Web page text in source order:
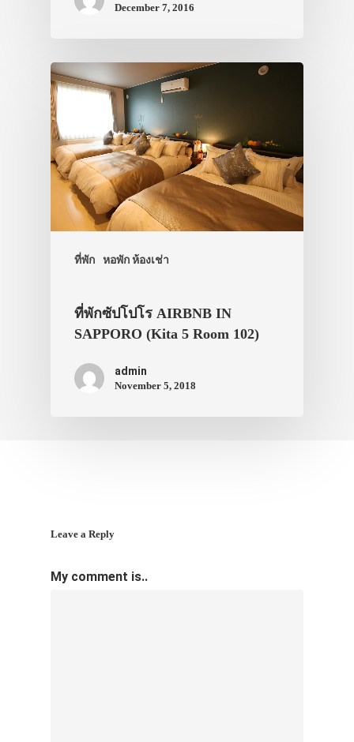
December 7, 2016
ที่พัก หอพัก ห้องเช่า
ที่พักซัปโปโร AIRBNB IN
SAPPORO (Kita 5 Room 102)
admin
November 5, 2018
Leave a Reply
My comment is..